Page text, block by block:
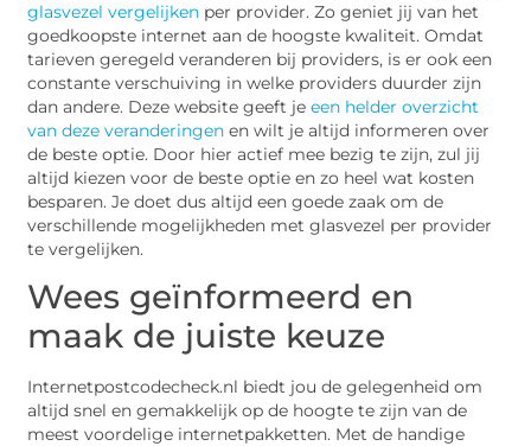
glasvezel vergelijken per provider. Zo geniet jij van het
goedkoopste internet aan de hoogste kwaliteit. Omdat
tarieven geregeld veranderen bij providers, is er ook een
constante verschuiving in welke providers duurder zijn
dan andere. Deze website geeft jeeen helder overzicht
van deze veranderingen en wilt je altijd informeren over
de beste optie. Door hier actief mee bezig te zijn, zul jij
altijd kiezen voor de beste optie en zo heel wat kosten
besparen. Je doet dus altijd een goede zaak om de
verschillende mogelijkheden met glasvezel per provider
te vergelijken.
Wees geïnformeerd en
maak de juiste keuze
Internetpostcodecheck.nl biedt jou de gelegenheid om
altijd snel en gemakkelijk op de hoogte te zijn van de
meest voordelige internetpakketten. Met de handige